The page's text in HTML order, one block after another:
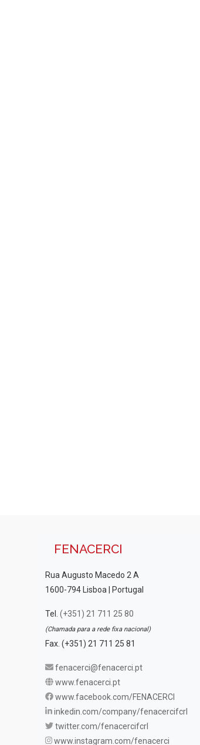
FENACERCI
Rua Augusto Macedo 2 A
1600-794 Lisboa | Portugal
Tel. (+351) 21 711 25 80
(Chamada para a rede fixa nacional)
Fax. (+351) 21 711 25 81
fenacerci@fenacerci.pt
www.fenacerci.pt
www.facebook.com/FENACERCI
inkedin.com/company/fenacercifcrl
twitter.com/fenacercifcrl
www.instagram.com/fenacerci